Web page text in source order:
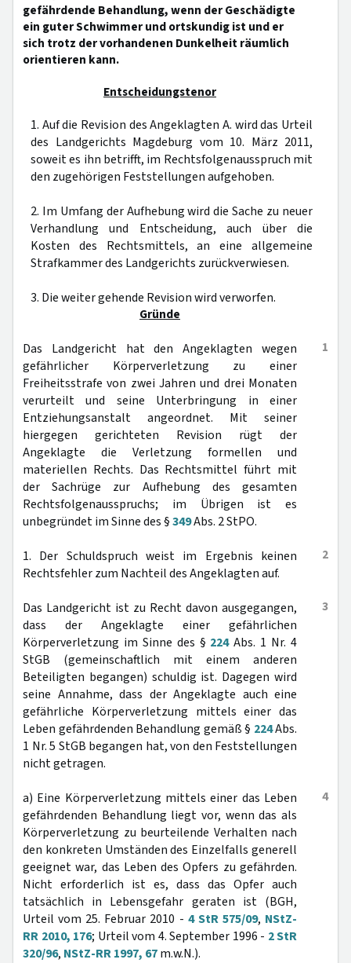
gefährdende Behandlung, wenn der Geschädigte
ein guter Schwimmer und ortskundig ist und er
sich trotz der vorhandenen Dunkelheit räumlich
orientieren kann.
Entscheidungstenor
1. Auf die Revision des Angeklagten A. wird das Urteil
des Landgerichts Magdeburg vom 10. März 2011,
soweit es ihn betrifft, im Rechtsfolgenausspruch mit
den zugehörigen Feststellungen aufgehoben.
2. Im Umfang der Aufhebung wird die Sache zu neuer
Verhandlung und Entscheidung, auch über die
Kosten des Rechtsmittels, an eine allgemeine
Strafkammer des Landgerichts zurückverwiesen.
3. Die weiter gehende Revision wird verworfen.
Gründe
1
Das Landgericht hat den Angeklagten wegen
gefährlicher Körperverletzung zu einer
Freiheitsstrafe von zwei Jahren und drei Monaten
verurteilt und seine Unterbringung in einer
Entziehungsanstalt angeordnet. Mit seiner
hiergegen gerichteten Revision rügt der
Angeklagte die Verletzung formellen und
materiellen Rechts. Das Rechtsmittel führt mit
der Sachrüge zur Aufhebung des gesamten
Rechtsfolgenausspruchs; im Übrigen ist es
unbegründet im Sinne des §349Abs. 2 StPO.
2
1. Der Schuldspruch weist im Ergebnis keinen
Rechtsfehler zum Nachteil des Angeklagten auf.
3
Das Landgericht ist zu Recht davon ausgegangen,
dass der Angeklagte einer gefährlichen
Körperverletzung im Sinne des § 224Abs. 1 Nr. 4
StGB (gemeinschaftlich mit einem anderen
Beteiligten begangen) schuldig ist. Dagegen wird
seine Annahme, dass der Angeklagte auch eine
gefährliche Körperverletzung mittels einer das
Leben gefährdenden Behandlung gemäß § 224Abs.
1 Nr. 5 StGB begangen hat, von den Feststellungen
nicht getragen.
4
a) Eine Körperverletzung mittels einer das Leben
gefährdenden Behandlung liegt vor, wenn das als
Körperverletzung zu beurteilende Verhalten nach
den konkreten Umständen des Einzelfalls generell
geeignet war, das Leben des Opfers zu gefährden.
Nicht erforderlich ist es, dass das Opfer auch
tatsächlich in Lebensgefahr geraten ist (BGH,
Urteil vom 25. Februar 2010 - 4 StR 575/09, NStZ-
RR 2010, 176; Urteil vom 4. September 1996 - 2 StR
320/96, NStZ-RR 1997, 67m.w.N.).